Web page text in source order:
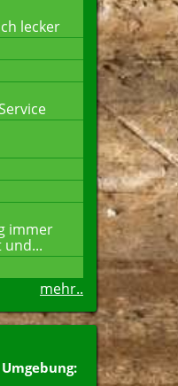
lecker
immer
und...
mehr..